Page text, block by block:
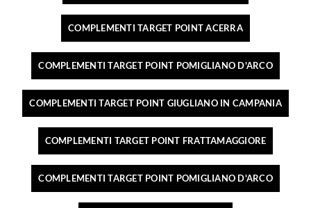
COMPLEMENTI TARGET POINT ACERRA
COMPLEMENTI TARGET POINT POMIGLIANO D'ARCO
COMPLEMENTI TARGET POINT GIUGLIANO IN CAMPANIA
COMPLEMENTI TARGET POINT FRATTAMAGGIORE
COMPLEMENTI TARGET POINT POMIGLIANO D'ARCO